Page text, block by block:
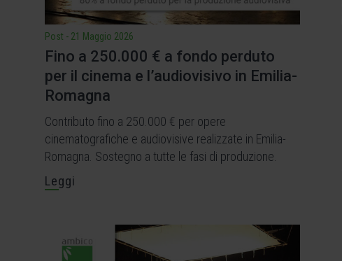
Post - 21 Maggio 2026
Fino a 250.000 € a fondo perduto
per il cinema e l’audiovisivo in Emilia-
Romagna
Contributo fino a 250.000 € per opere
cinematografiche e audiovisive realizzate in Emilia-
Romagna. Sostegno a tutte le fasi di produzione.
Leggi